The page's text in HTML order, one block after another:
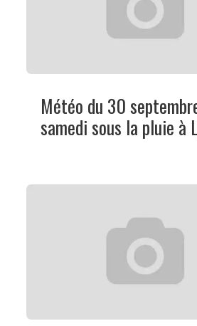
Météo du 30
samedi sous la pluie à